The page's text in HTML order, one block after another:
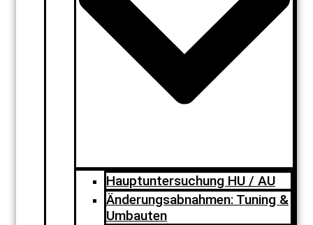
Hauptuntersuchung HU / AU
Änderungsabnahmen: Tuning &
Umbauten